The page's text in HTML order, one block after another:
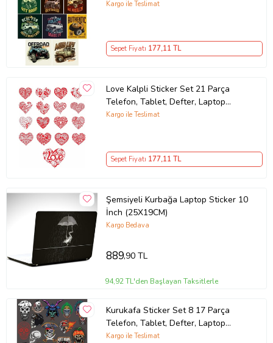
Sticker
Kargo ile Teslimat
Sepet Fiyatı 177,11 TL
Love Kalpli Sticker Set 21 Parça
Telefon, Tablet, Defter, Laptop
Sticker
Kargo ile Teslimat
Sepet Fiyatı 177,11 TL
Şemsiyeli Kurbağa Laptop Sticker 10
İnch (25X19CM)
Kargo Bedava
889,90 TL
94,92 TL'den Başlayan Taksitlerle
Kurukafa Sticker Set 8 17 Parça
Telefon, Tablet, Defter, Laptop
Sticker
Kargo ile Teslimat